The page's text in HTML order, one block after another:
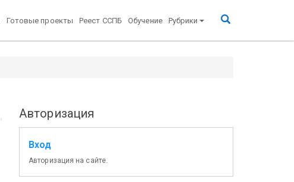
Готовые проекты Реест ССПБ Обучение Рубрики
Авторизация
Вход
Авторизация на сайте.